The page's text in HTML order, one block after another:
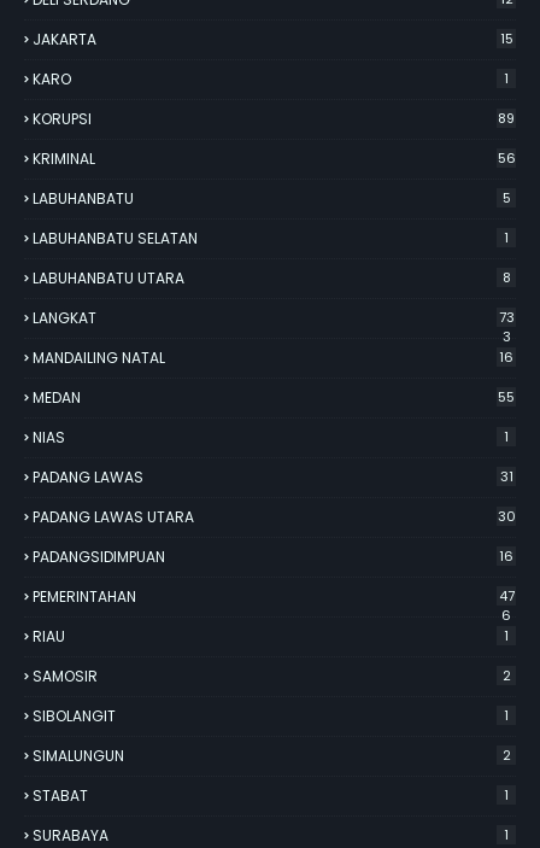
JAKARTA 15
KARO 1
KORUPSI 89
KRIMINAL 56
LABUHANBATU 5
LABUHANBATU SELATAN 1
LABUHANBATU UTARA 8
LANGKAT
73
3
MANDAILING NATAL 16
MEDAN 55
NIAS 1
PADANG LAWAS 31
PADANG LAWAS UTARA 30
PADANGSIDIMPUAN 16
PEMERINTAHAN
47
6
RIAU 1
SAMOSIR 2
SIBOLANGIT 1
SIMALUNGUN 2
STABAT 1
SURABAYA 1